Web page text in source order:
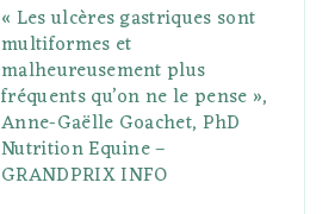
e
P
l
s
g
r
a
m
r
e
s
r
« Les ulcères gastriques sont
multiformes et
malheureusement plus
fréquents qu’on ne le pense »,
Anne-Gaëlle Goachet, PhD
Nutrition Equine –
GRANDPRIX INFO